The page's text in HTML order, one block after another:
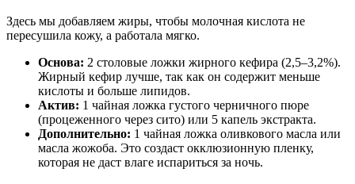
Здесь мы добавляем жиры, чтобы молочная кислота не
пересушила кожу, а работала мягко.
Основа: 2 столовые ложки жирного кефира (2,5–3,2%).
Жирный кефир лучше, так как он содержит меньше
кислоты и больше липидов.
Актив: 1 чайная ложка густого черничного пюре
(процеженного через сито) или 5 капель экстракта.
Дополнительно: 1 чайная ложка оливкового масла или
масла жожоба. Это создаст окклюзионную пленку,
которая не даст влаге испариться за ночь.